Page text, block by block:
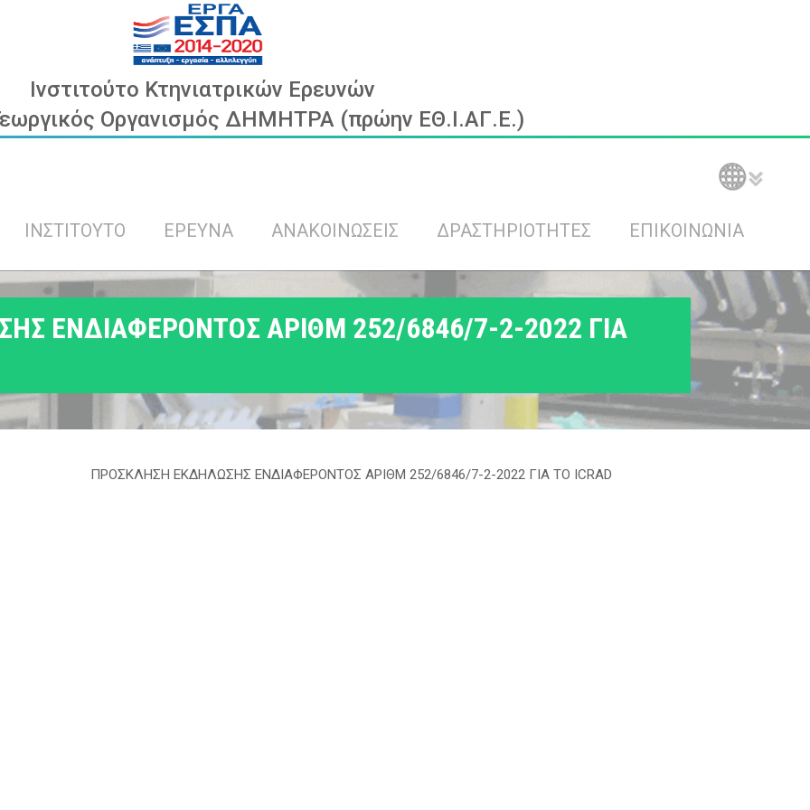
Ινστιτούτο Κτηνιατρικών Ερευνών
Οργανισμός ΔΗΜΗΤΡΑ (πρώην ΕΘ.Ι.ΑΓ.Ε.)
ΙΝΣΤΙΤΟΥΤΟ ΕΡΕΥΝΑ ΑΝΑΚΟΙΝΩΣΕΙΣ ΔΡΑΣΤΗΡΙΟΤΗΤΕΣ ΕΠΙΚΟΙΝΩΝΙΑ
ΕΝΔΙΑΦΕΡΟΝΤΟΣ ΑΡΙΘΜ 252/6846/7-2-2022 ΓΙΑ
ΠΡΟΣΚΛΗΣΗ ΕΚΔΗΛΩΣΗΣ ΕΝΔΙΑΦΕΡΟΝΤΟΣ ΑΡΙΘΜ 252/6846/7-2-2022 ΓΙΑ ΤΟ ICRAD